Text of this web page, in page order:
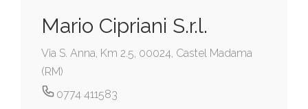
Mario Cipriani S.r.l.
Via S. Anna, Km 2.5, 00024, Castel Madama
(RM)
0774 411583